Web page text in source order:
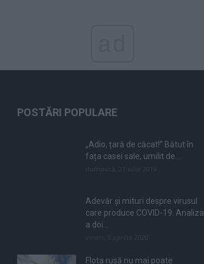
POSTĂRI POPULARE
„Adio, țară de căcat!” Bătut în
fața casei sale, umilit de...
Adevăr și mituri despre virusul
care produce COVID-19. Analiza
a doi...
Flota rusă nu mai poate